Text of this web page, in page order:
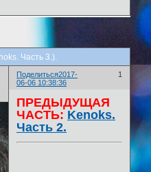
Часть 3.).
Поделиться 1
2017-
06-06 10:38:36
ПРЕДЫДУЩАЯ
ЧАСТЬ: Kenoks.
Часть 2.